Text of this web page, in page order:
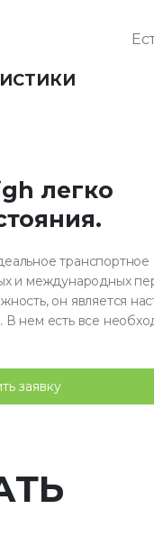
легко
.
транспортное
и международных
он является
нем есть все
заявку